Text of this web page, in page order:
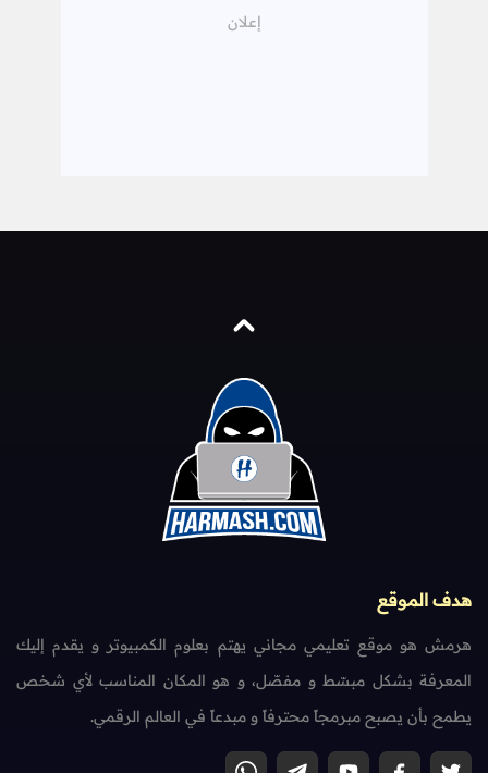
هدف الموقع
هرمش هو موقع تعليمي مجاني يهتم بعلوم الكمبيوتر و يقدم إليك
المعرفة بشكل مبسّط و مفصّل، و هو المكان المناسب لأي شخص
يطمح بأن يصبح مبرمجاً محترفاً و مبدعاً في العالم الرقمي.